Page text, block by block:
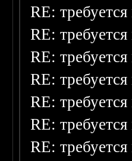
RE:
RE:
RE:
RE:
RE:
RE:
RE: